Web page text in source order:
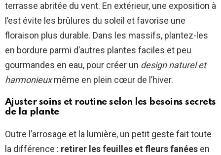
terrasse abritée du vent. En extérieur, une exposition à
l’est évite les brûlures du soleil et favorise une
floraison plus durable. Dans les massifs, plantez-les
en bordure parmi d’autres plantes faciles et peu
gourmandes en eau, pour créer un design naturel et
harmonieuxmême en plein cœur de l’hiver.
Ajuster soins et routine selon les besoins secrets
de la plante
Outre l’arrosage et la lumière, un petit geste fait toute
la différence : retirer les feuilles et fleurs fanées en